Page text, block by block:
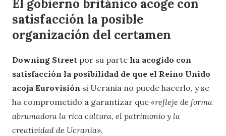
El gobierno británico acoge con
satisfacción la posible
organización del certamen
Downing Street por su parte ha acogido con
satisfacción la posibilidad de que el Reino Unido
acoja Eurovisión si Ucrania no puede hacerlo, y se
ha comprometido a garantizar que «refleje de forma
abrumadora la rica cultura, el patrimonio y la
creatividad de Ucrania».